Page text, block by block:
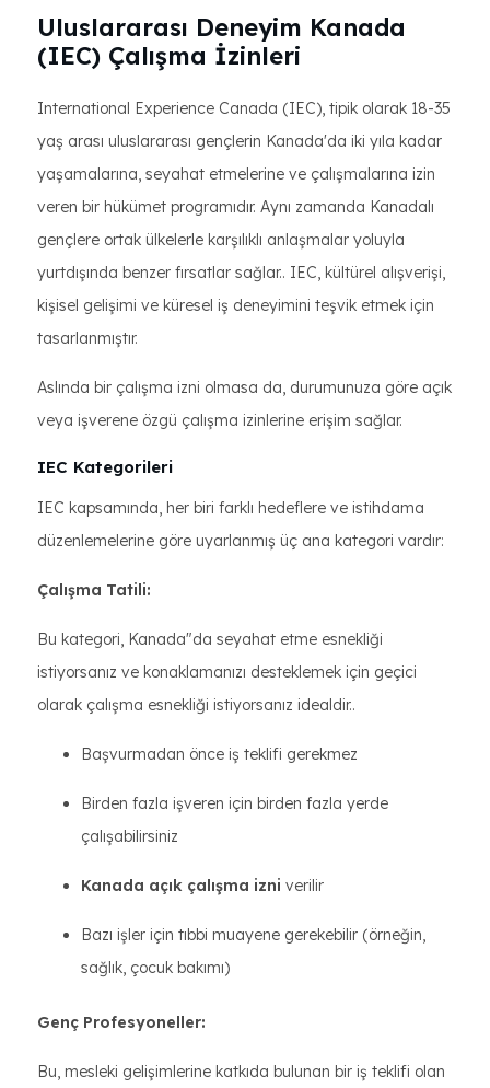
Uluslararası Deneyim Kanada
(IEC) Çalışma İzinleri
International Experience Canada (IEC), tipik olarak 18-35
yaş arası uluslararası gençlerin Kanada'da iki yıla kadar
yaşamalarına, seyahat etmelerine ve çalışmalarına izin
veren bir hükümet programıdır. Aynı zamanda Kanadalı
gençlere ortak ülkelerle karşılıklı anlaşmalar yoluyla
yurtdışında benzer fırsatlar sağlar.. IEC, kültürel alışverişi,
kişisel gelişimi ve küresel iş deneyimini teşvik etmek için
tasarlanmıştır.
Aslında bir çalışma izni olmasa da, durumunuza göre açık
veya işverene özgü çalışma izinlerine erişim sağlar.
IEC Kategorileri
IEC kapsamında, her biri farklı hedeflere ve istihdama
düzenlemelerine göre uyarlanmış üç ana kategori vardır:
Çalışma Tatili:
Bu kategori, Kanada"da seyahat etme esnekliği
istiyorsanız ve konaklamanızı desteklemek için geçici
olarak çalışma esnekliği istiyorsanız idealdir..
Başvurmadan önce iş teklifi gerekmez
Birden fazla işveren için birden fazla yerde
çalışabilirsiniz
Kanada açık çalışma izni verilir
Bazı işler için tıbbi muayene gerekebilir (örneğin,
sağlık, çocuk bakımı)
Genç Profesyoneller:
Bu, mesleki gelişimlerine katkıda bulunan bir iş teklifi olan